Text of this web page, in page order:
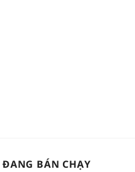
ĐANG BÁN CHẠY